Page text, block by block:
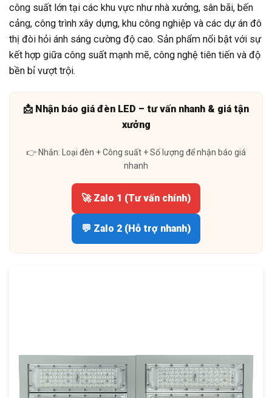
công suất lớn tại các khu vực như nhà xưởng, sân bãi, bến
cảng, công trình xây dựng, khu công nghiệp và các dự án đô
thị đòi hỏi ánh sáng cường độ cao. Sản phẩm nổi bật với sự
kết hợp giữa công suất mạnh mẽ, công nghệ tiên tiến và độ
bền bỉ vượt trội.
📩 Nhận báo giá đèn LED – tư vấn nhanh & giá tận
xưởng
👉 Nhắn: Loại đèn + Công suất + Số lượng để nhận báo giá
nhanh
🚀 Zalo 1 (Tư vấn chính)
💬 Zalo 2 (Hỗ trợ nhanh)